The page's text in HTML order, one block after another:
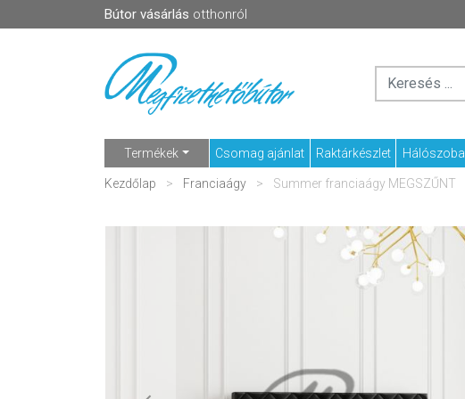
Bútor vásárlás otthonról
Termékek Csomag ajánlat Raktárkészlet Hálószoba
Kezdőlap Franciaágy Summer franciaágy MEGSZŰNT